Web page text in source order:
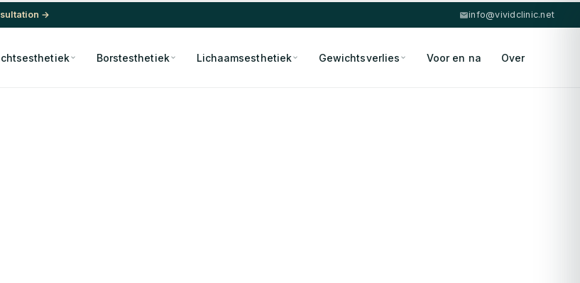
→ info@vividclinic.net
Borstesthetiek Lichaamsesthetiek Gewichtsverlies Voor en na Over